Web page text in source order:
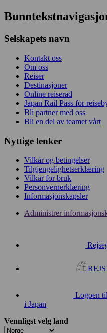
Selskapets navn
Kontakt oss
Om oss
Reiser
Destinasjoner
Online reiseråd
Japan Rail Pass for
Bli partner med oss
Bli en del av teamet vårt
Nyttige lenker
Vilkår og betingelser
Tilgjengelighetserklæring
Vilkår for bruk
Personvernerklæring
Informasjonskapsler
Administrer
Logoen
i Japan
Vennligst velg land